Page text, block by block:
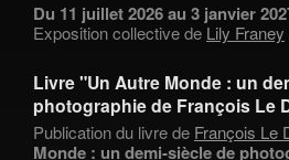
Du 11 juillet 2026 au 3 janvier
Exposition collective de Lily Franey
Livre "Un Autre Monde : un
photographie de François Le
Publication du livre de François Le
Monde : un demi-siècle de